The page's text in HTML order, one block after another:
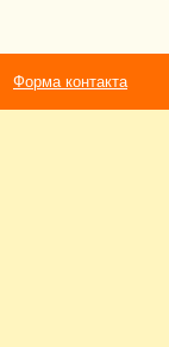
Форма контакта